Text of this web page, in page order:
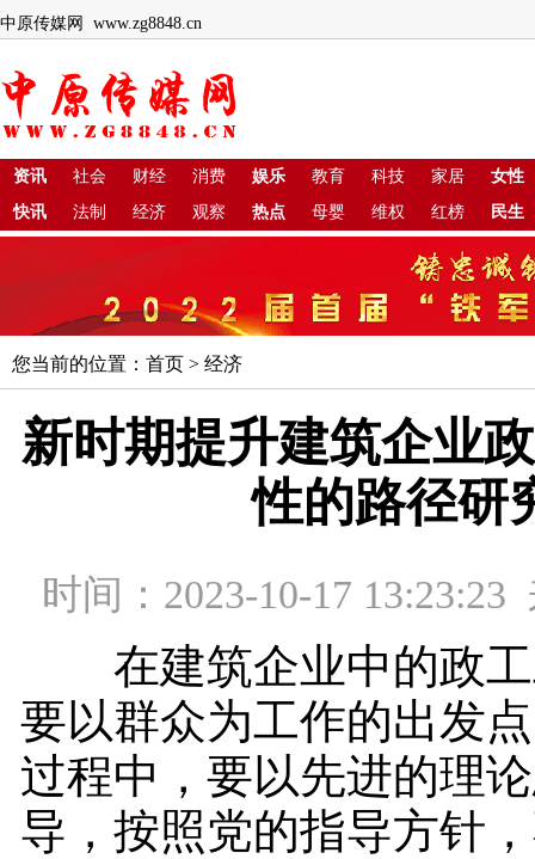
中原传媒网 www.zg8848.cn
资讯 社会 财经 消费 娱乐 教育 科技 家居
女性
快讯
法制 经济 观察 热点 母婴 维权 红榜 民生
您当前的位置： 首页 > 经济
新时期提升建筑企业
性的路径研
时间：2023-10-17
在建筑企业中的政工
要以群众为工作的出发
过程中，要以先进的理
导，按照党的指导方针